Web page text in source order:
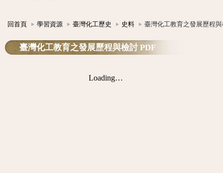
回首頁 學習資源 臺灣化工歷史 史料 臺灣化工教育之發展歷程與
臺灣化工教育之發展歷程與檢討 PDF